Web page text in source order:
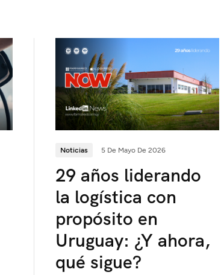
Noticias 5 De Mayo De 2026
29 años liderando
la logística con
propósito en
Uruguay: ¿Y ahora,
qué sigue?